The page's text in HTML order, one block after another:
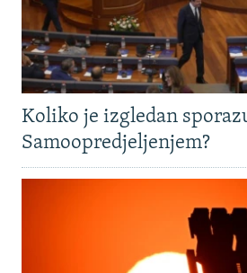
Koliko je izgledan
Samoopredjeljenjem?